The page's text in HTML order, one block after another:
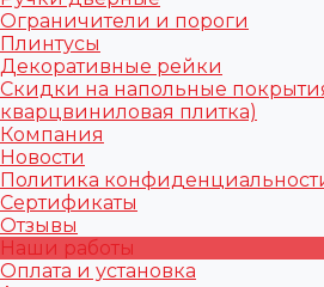
Ограничители и пороги
Плинтусы
Декоративные рейки
Скидки на напольные
кварцвиниловая плитка)
Компания
Новости
Политика
Сертификаты
Отзывы
Наши работы
Оплата и установка